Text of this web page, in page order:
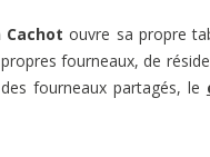
Cachotouvre sa propre
fourneaux, de
fourneaux partagés, le